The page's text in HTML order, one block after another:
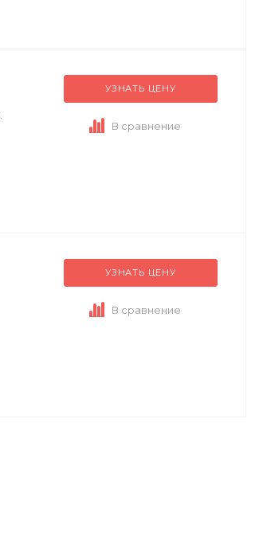
УЗНАТЬ ЦЕНУ
В сравнение
УЗНАТЬ ЦЕНУ
В сравнение